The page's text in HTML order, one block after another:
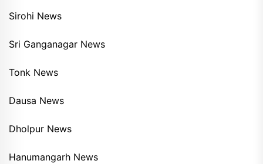
Sirohi News
Sri Ganganagar News
Tonk News
Dausa News
Dholpur News
Hanumangarh News